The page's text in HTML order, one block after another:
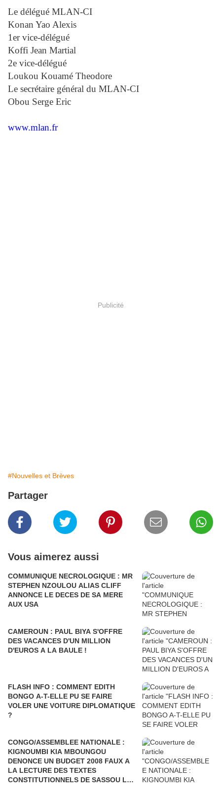
Le délégué MLAN-CI
Konan Yao Alexis
1er vice-délégué
Koffi Jean Martial
2e vice-délégué
Loukou Kouamé Theodore
Le secrétaire général du MLAN-CI
Obou Serge Eric
www.mlan.fr
Publicité
#Nouvelles et Brèves
Partager
Vous aimerez aussi
COMMUNIQUE NECROLOGIQUE : MR
STEPHEN NZOULOU ALIAS CLIFF
ANNONCE LE DECES DE SA MERE
AUX USA
CAMEROUN : PAUL BIYA S'OFFRE
DES VACANCES D'UN MILLION
D'EUROS A LA BAULE !
FLASH INFO : COMMENT EDITH
BONGO A-T-ELLE PU SE FAIRE
VOLER UNE VOITURE DIPLOMATIQUE
?
CONGO/ASSEMBLEE NATIONALE :
KIGNOUMBI KIA MBOUNGOU
DENONCE UN BUDGET 2008 FAUX A
LA LECTURE DES TEXTES
CONSTITUTIONNELS DE SASSOU LUI-